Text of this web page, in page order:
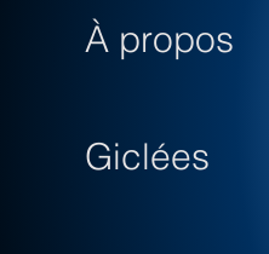
À propos
Giclées